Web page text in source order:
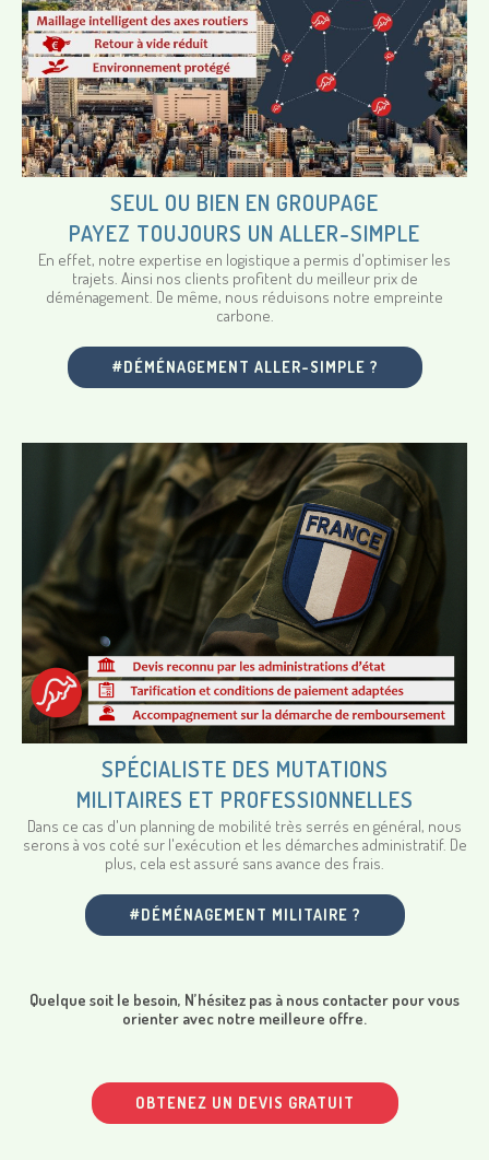
SEUL OU BIEN EN GROUPAGE
PAYEZ TOUJOURS UN ALLER-SIMPLE
En effet, notre expertise en logistique a permis d'optimiser les
trajets. Ainsi nos clients profitent du meilleur prix de
déménagement. De même, nous réduisons notre empreinte
carbone.
#DÉMÉNAGEMENT ALLER-SIMPLE ?
SPÉCIALISTE DES MUTATIONS
MILITAIRES ET PROFESSIONNELLES
Dans ce cas d'un planning de mobilité très serrés en général, nous
serons à vos coté sur l'exécution et les démarches administratif. De
plus, cela est assuré sans avance des frais.
#DÉMÉNAGEMENT MILITAIRE ?
Quelque soit le besoin, N’hésitez pas à nous contacter pour vous
orienter avec notre meilleure offre.
OBTENEZ UN DEVIS GRATUIT